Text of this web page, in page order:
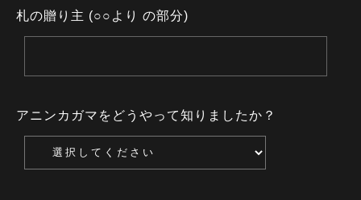
札の贈り主 (○○より の部分)
アニンカガマをどうやって知りましたか？